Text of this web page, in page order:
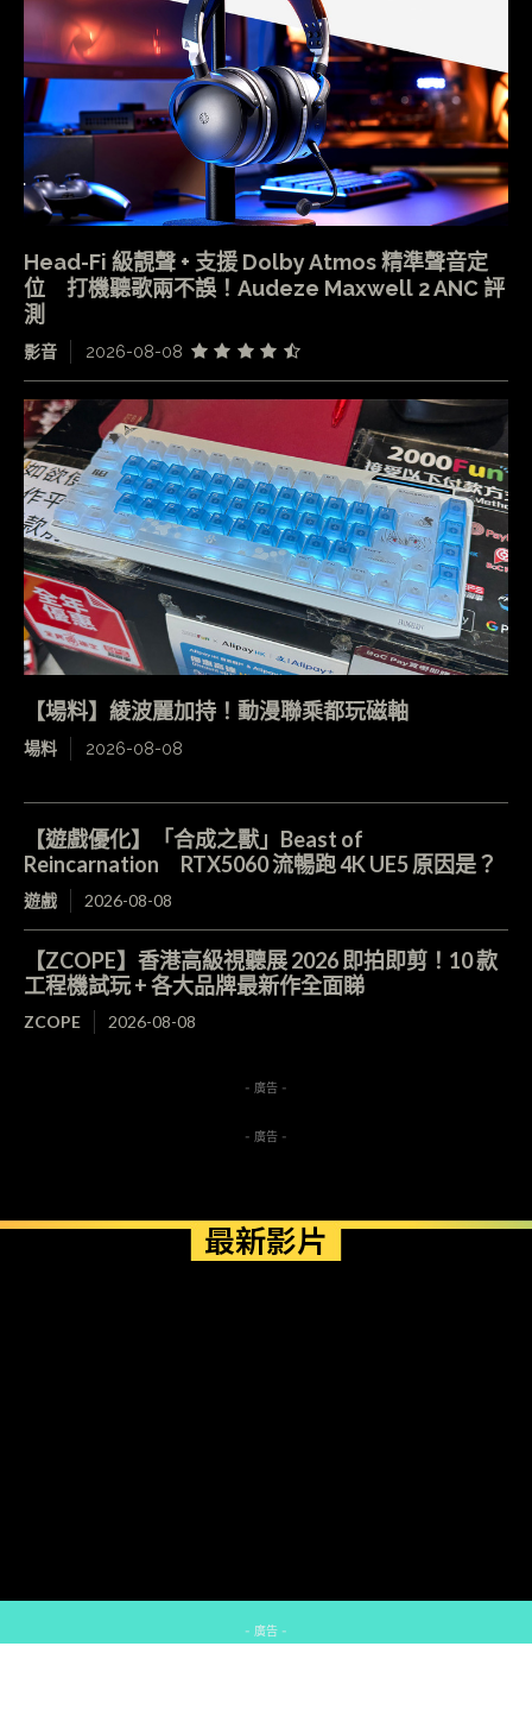
Head-Fi 級靚聲 + 支援 Dolby Atmos 精準聲音定
位 打機聽歌兩不誤！Audeze Maxwell 2 ANC 評
測
影音 2026-08-08
【場料】綾波麗加持！動漫聯乘都玩磁軸
場料 2026-08-08
【遊戲優化】「合成之獸」Beast of
Reincarnation RTX5060 流暢跑 4K UE5 原因是？
遊戲 2026-08-08
【ZCOPE】香港高級視聽展 2026 即拍即剪！10 款
工程機試玩 + 各大品牌最新作全面睇
ZCOPE 2026-08-08
- 廣告 -
- 廣告 -
最新影片
- 廣告 -